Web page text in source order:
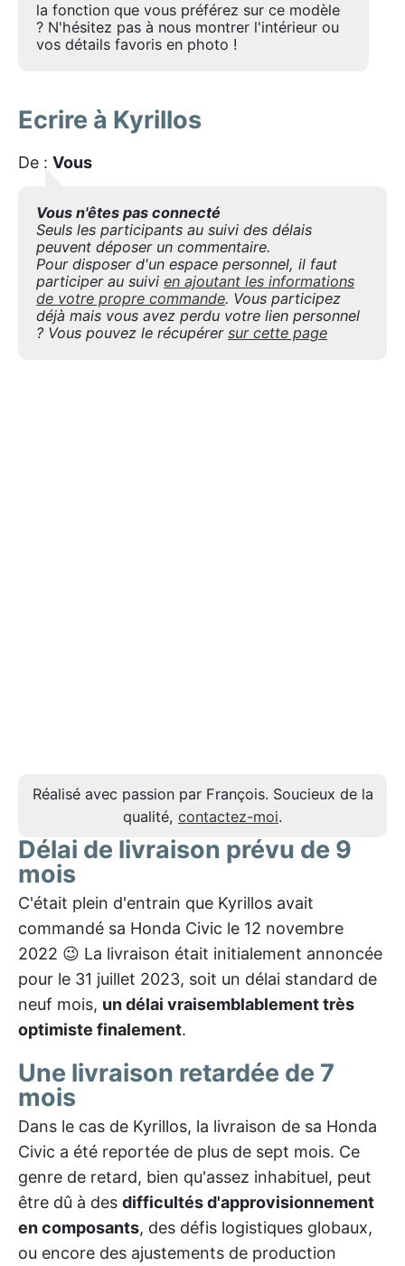
la fonction que vous préférez sur ce modèle
? N'hésitez pas à nous montrer l'intérieur ou
vos détails favoris en photo !
Ecrire à Kyrillos
De : Vous
Vous n'êtes pas connecté
Seuls les participants au suivi des délais
peuvent déposer un commentaire.
Pour disposer d'un espace personnel, il faut
participer au suivi en ajoutant les informations
de votre propre commande. Vous participez
déjà mais vous avez perdu votre lien personnel
? Vous pouvez le récupérer sur cette page
Réalisé avec passion par François. Soucieux de la
qualité, contactez-moi.
Délai de livraison prévu de 9
mois
C'était plein d'entrain que Kyrillos avait
commandé sa Honda Civic le 12 novembre
2022 😉 La livraison était initialement annoncée
pour le 31 juillet 2023, soit un délai standard de
neuf mois, un délai vraisemblablement très
optimiste finalement.
Une livraison retardée de 7
mois
Dans le cas de Kyrillos, la livraison de sa Honda
Civic a été reportée de plus de sept mois. Ce
genre de retard, bien qu'assez inhabituel, peut
être dû à des difficultés d'approvisionnement
en composants, des défis logistiques globaux,
ou encore des ajustements de production